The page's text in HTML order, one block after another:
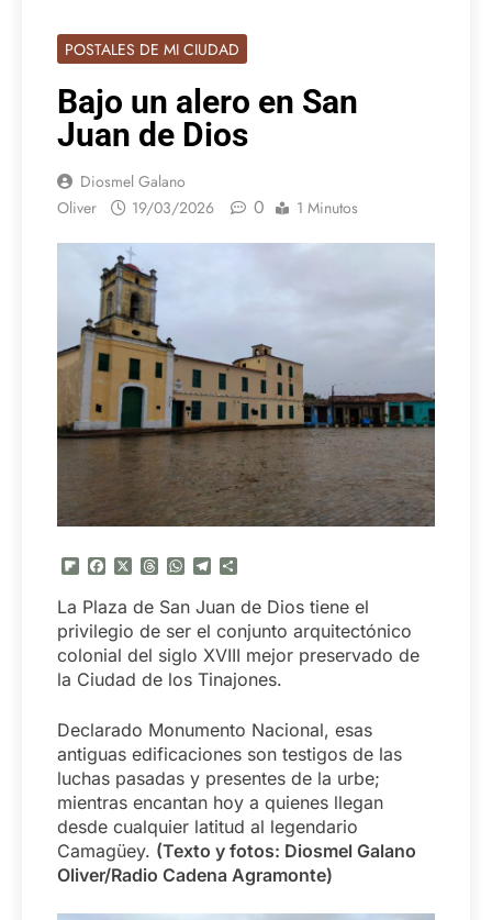
POSTALES DE MI CIUDAD
Bajo un alero en San
Juan de Dios
Diosmel Galano
Oliver
19/03/2026 0 1 Minutos
Flipboard
FacebookThreadsWhatsApp
Telegram
La Plaza de San Juan de Dios tiene el
privilegio de ser el conjunto arquitectónico
colonial del siglo XVIII mejor preservado de
la Ciudad de los Tinajones.
Declarado Monumento Nacional, esas
antiguas edificaciones son testigos de las
luchas pasadas y presentes de la urbe;
mientras encantan hoy a quienes llegan
desde cualquier latitud al legendario
Camagüey. (Texto y fotos: Diosmel Galano
Oliver/Radio Cadena Agramonte)